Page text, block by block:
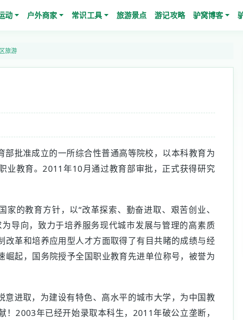
动 户外商家 常识工具 旅游景点 游记攻略 驴窝博客
旅游
部批准成立的一所综合性普通高等院校，以本科教育为
业教育。2011年10月通过教育部审批，正式获得研究
家的教育方针，以“改革探索、勤奋进取、艰苦创业、
导向，致力于培养服务现代城市发展与管理的高素质
改革和培养应用型人才方面取得了有目共睹的成绩与经
崛起，国务院授予全国职业教育先进单位称号，被誉为
意进取，为建设有特色、高水平的城市大学，为中国教
！2003年已经开始录取本科生，2011年破公立垄断，